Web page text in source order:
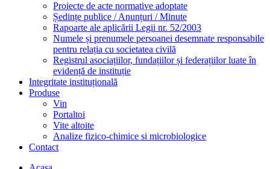
Despre noi
Despre noi
Istoric
Conducere
Cercetare
Consiliul științific
Personal
Laboratoare
Rapoarte de activitate
Proiecte
Articole științifice publicate
Evenimente științifice
Dezvoltare
Personal